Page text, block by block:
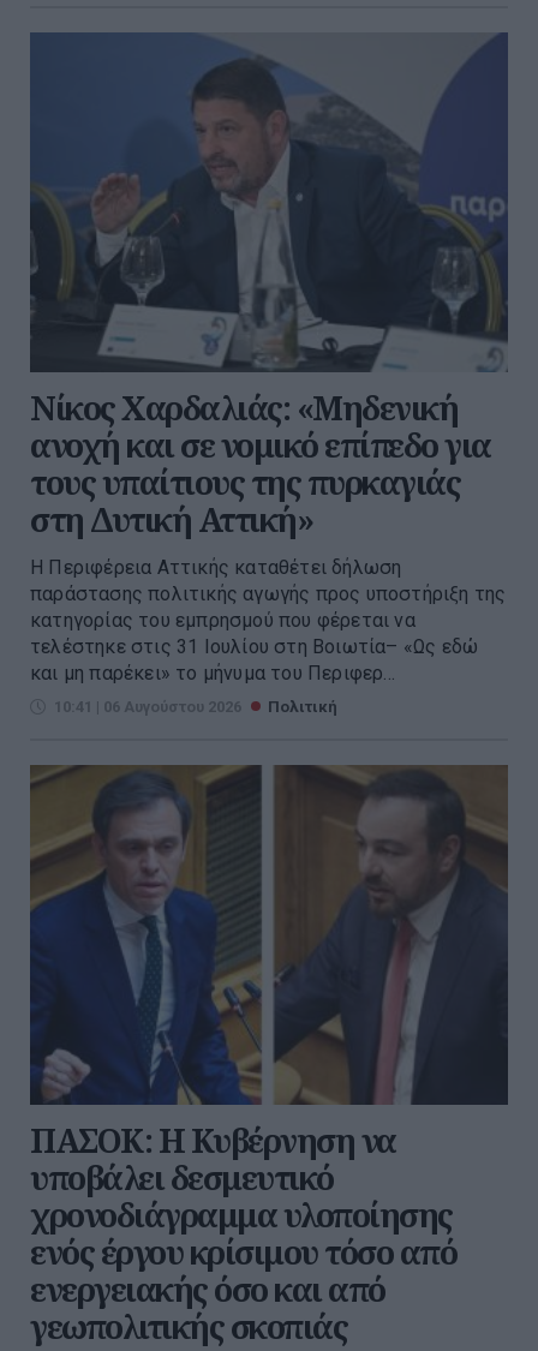
Νίκος Χαρδαλιάς: «Μηδενική
ανοχή και σε νομικό επίπεδο για
τους υπαίτιους της πυρκαγιάς
στη Δυτική Αττική»
Η Περιφέρεια Αττικής καταθέτει δήλωση
παράστασης πολιτικής αγωγής προς υποστήριξη της
κατηγορίας του εμπρησμού που φέρεται να
τελέστηκε στις 31 Ιουλίου στη Βοιωτία– «Ως εδώ
και μη παρέκει» το μήνυμα του Περιφερ...
10:41 | 06 Αυγούστου 2026 Πολιτική
ΠΑΣΟΚ: Η Κυβέρνηση να
υποβάλει δεσμευτικό
χρονοδιάγραμμα υλοποίησης
ενός έργου κρίσιμου τόσο από
ενεργειακής όσο και από
γεωπολιτικής σκοπιάς